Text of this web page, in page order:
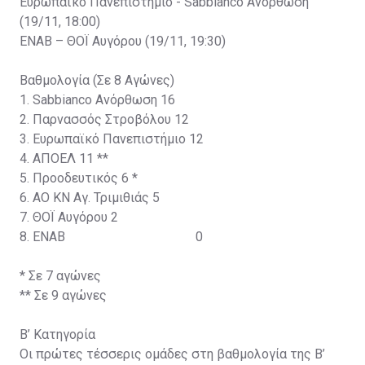
(19/11, 18:00)
ΕΝΑΒ – ΘΟΪ Αυγόρου (19/11, 19:30)
Βαθμολογία (Σε 8 Αγώνες)
1. Sabbianco Ανόρθωση 16
2. Παρνασσός Στροβόλου 12
3. Ευρωπαϊκό Πανεπιστήμιο 12
4. ΑΠΟΕΛ 11 **
5. Προοδευτικός 6 *
6. ΑΟ ΚΝ Αγ. Τριμιθιάς 5
7. ΘΟΪ Αυγόρου 2
8. ΕΝΑΒ 0
* Σε 7 αγώνες
** Σε 9 αγώνες
Β’ Κατηγορία
Οι πρώτες τέσσερις ομάδες στη βαθμολογία της Β’